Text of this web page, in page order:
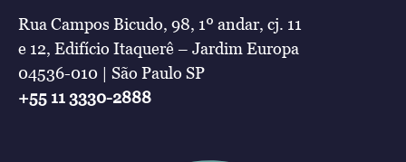
Rua Campos Bicudo, 98, 1º andar, cj. 11
e 12, Edifício Itaquerê – Jardim Europa
04536-010 | São Paulo SP
+55 11 3330-2888